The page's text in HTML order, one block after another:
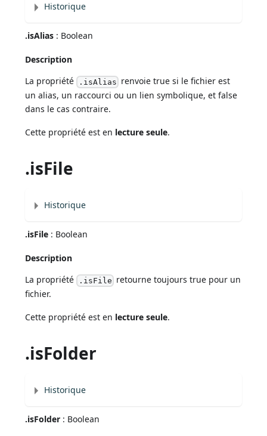
Historique
.isAlias : Boolean
Description
La propriété .isAlias renvoie true si le fichier est
un alias, un raccourci ou un lien symbolique, et false
dans le cas contraire.
Cette propriété est en lecture seule.
.isFile
Historique
.isFile : Boolean
Description
La propriété .isFile retourne toujours true pour un
fichier.
Cette propriété est en lecture seule.
.isFolder
Historique
.isFolder : Boolean